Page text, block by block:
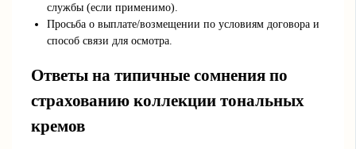
службы (если применимо).
Просьба о выплате/возмещении по условиям договора и
способ связи для осмотра.
Ответы на типичные сомнения по
страхованию коллекции тональных
кремов